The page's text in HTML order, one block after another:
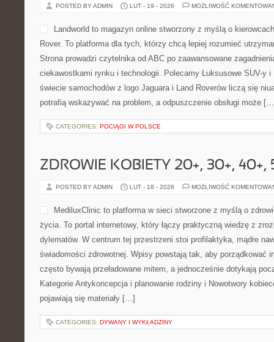
POSTED BY ADMIN LUT - 19 - 2026 MOŻLIWOŚĆ
Landworld to magazyn online stworzony z myślą o
Rover. To platforma dla tych, którzy chcą lepiej rozumieć
Strona prowadzi czytelnika od ABC po zaawansowane
ciekawostkami rynku i technologii. Polecamy Luksusowe SUV-y
świecie samochodów z logo Jaguara i Land Roverów liczą się
potrafią wskazywać na problem, a odpuszczenie obsługi może
CATEGORIES: POCIĄGI W POLSCE
ZDROWIE KOBIETY 20+, 30+, 40+,
POSTED BY ADMIN LUT - 18 - 2026 MOŻLIWOŚĆ
MediluxClinic to platforma w sieci stworzone z myślą o
życia. To portal internetowy, który łączy praktyczną wiedzę z
dylematów. W centrum tej przestrzeni stoi profilaktyka, mądre
świadomości zdrowotnej. Wpisy powstają tak, aby porządkować
często bywają przeładowane mitem, a jednocześnie dotykają
Kategorie Antykoncepcja i planowanie rodziny i Nowotwory
pojawiają się materiały […]
CATEGORIES: DYWANY I WYKŁADZINY